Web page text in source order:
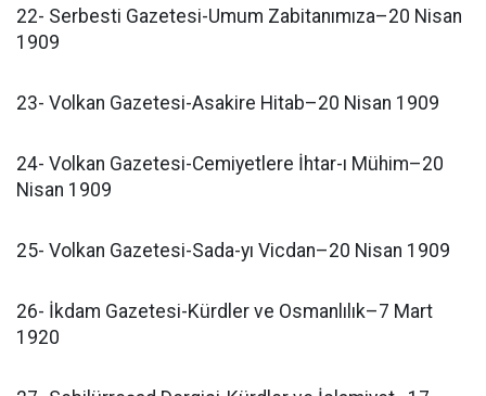
22- Serbesti Gazetesi-Umum Zabitanımıza–20 Nisan
1909
23- Volkan Gazetesi-Asakire Hitab–20 Nisan 1909
24- Volkan Gazetesi-Cemiyetlere İhtar-ı Mühim–20
Nisan 1909
25- Volkan Gazetesi-Sada-yı Vicdan–20 Nisan 1909
26- İkdam Gazetesi-Kürdler ve Osmanlılık–7 Mart
1920